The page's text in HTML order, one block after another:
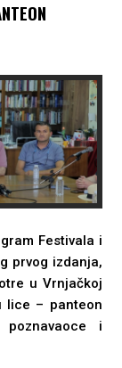
Festivala i
prvog izdanja,
u Vrnjačkoj
lice – panteon
i